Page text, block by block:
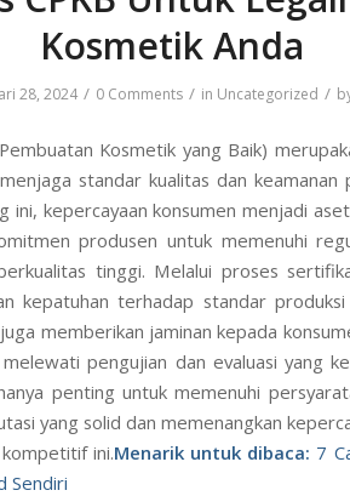
Kosmetik Anda
28, 2024 / 0 Comments / in Uncategorized /
Kosmetik yang Baik)
standar kualitas dan keamanan
ini, kepercayaan konsumen menjadi
produsen untuk memenuhi
tinggi. Melalui proses
kepatuhan terhadap standar
memberikan jaminan kepada
pengujian dan evaluasi yang
penting untuk memenuhi
yang solid dan memenangkan
ini.Menarik untuk dibaca: 7
Sendiri